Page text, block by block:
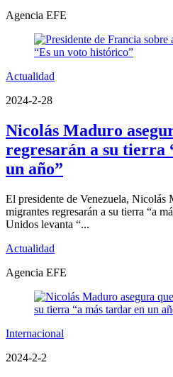
Agencia EFE
Actualidad
2024-2-28
Nicolás Maduro
regresarán a su tierra
un año”
El presidente de Venezuela, Nicolás
migrantes regresarán a su tierra “a
Unidos levanta “...
Actualidad
Agencia EFE
Internacional
2024-2-2